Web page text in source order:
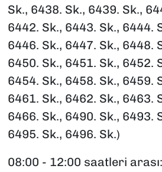
Sk., 6438. Sk., 6439. Sk.,
6442. Sk., 6443. Sk., 6444.
6446. Sk., 6447. Sk., 6448.
6450. Sk., 6451. Sk., 6452.
6454. Sk., 6458. Sk., 6459.
6461. Sk., 6462. Sk., 6463.
6466. Sk., 6490. Sk., 6493.
6495. Sk., 6496. Sk.)
08:00 - 12:00 saatleri